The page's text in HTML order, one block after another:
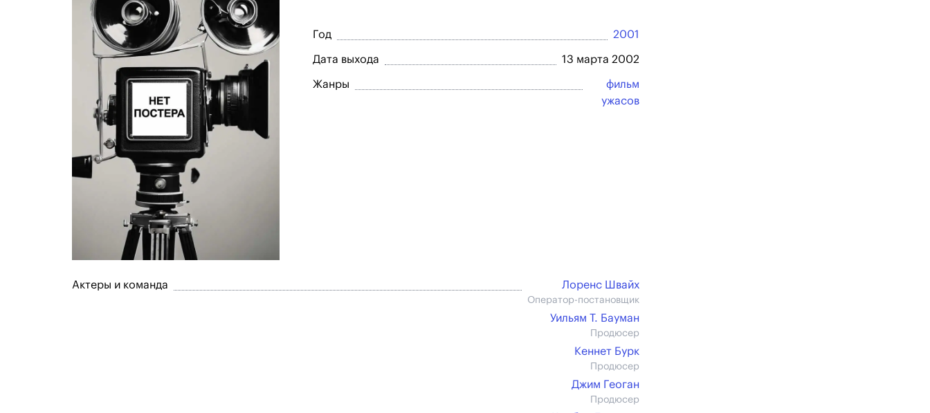
Год 2001
Дата выхода 13 марта 2002
Жанры
фильм
ужасов
Актеры и команда Лоренс Швайх
Оператор-постановщик
Уильям Т. Бауман
Продюсер
Кеннет Бурк
Продюсер
Джим Геоган
Продюсер